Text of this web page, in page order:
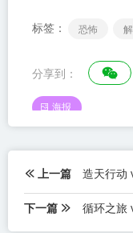
标签： 恐怖
分享到：
海报
上一篇 造天行动
下一篇 循环之旅